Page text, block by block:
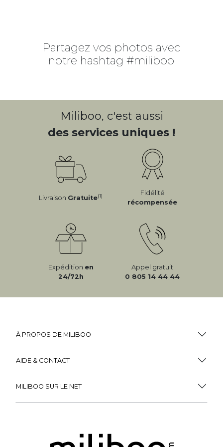
Partagez vos photos avec
notre hashtag #miliboo
Miliboo, c'est aussi
des services uniques !
Livraison Gratuite(1)
Fidélité
récompensée
Expédition en
24/72h
Appel gratuit
0 805 14 44 44
À PROPOS DE MILIBOO
AIDE & CONTACT
MILIBOO SUR LE NET